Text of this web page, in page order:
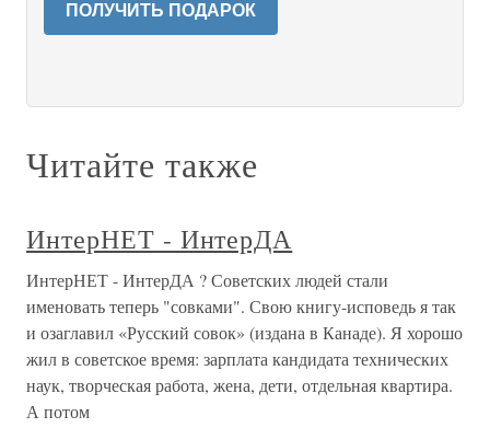
ПОЛУЧИТЬ ПОДАРОК
Читайте также
ИнтерНЕТ - ИнтерДА
ИнтерНЕТ - ИнтерДА ? Советских людей стали
именовать теперь "совками". Свою книгу-исповедь я так
и озаглавил «Русский совок» (издана в Канаде). Я хорошо
жил в советское время: зарплата кандидата технических
наук, творческая работа, жена, дети, отдельная квартира.
А потом